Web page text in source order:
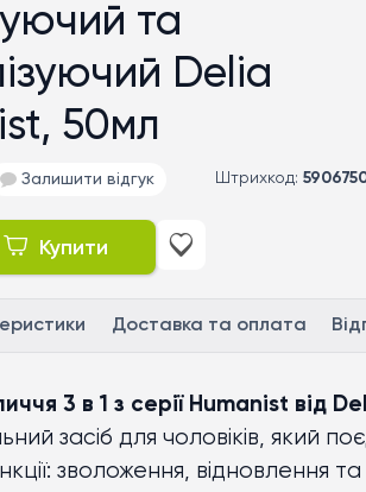
та
Delia
50мл
Залишити відгук Штрихкод:
Купити
Доставка та оплата
3 в 1 з серії Humanist від
засіб для чоловіків, який
зволоження, відновлення та